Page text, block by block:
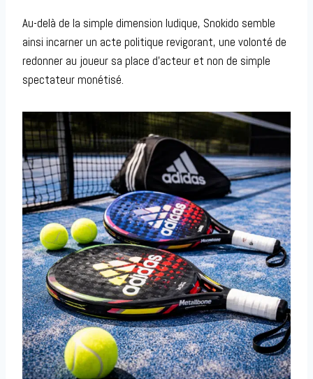
Au-delà de la simple dimension ludique, Snokido semble
ainsi incarner un acte politique revigorant, une volonté de
redonner au joueur sa place d’acteur et non de simple
spectateur monétisé.